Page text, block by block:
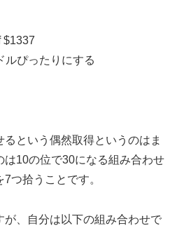
$1337
ルぴったりにする
という偶然取得というのはま
10の位で30になる組み合わせ
つ拾うことです。
が、自分は以下の組み合わせで